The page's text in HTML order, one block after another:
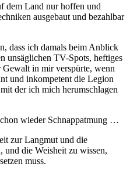
dem Land nur hoffen und
ausgebaut und bezahlbar
dass ich damals beim Anblick
unsäglichen TV-Spots, heftiges
in mir verspürte, wenn
und inkompetent die Legion
der ich mich herumschlagen
wieder Schnappatmung …
zur Langmut und die
und die Weisheit zu wissen,
muss.